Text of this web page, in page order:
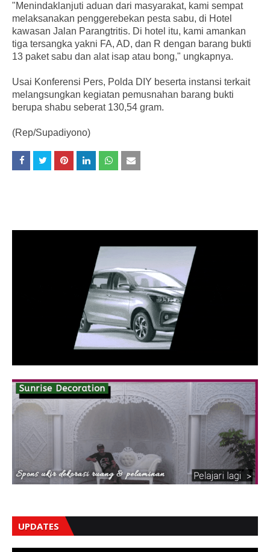
"Menindaklanjuti aduan dari masyarakat, kami sempat
melaksanakan penggerebekan pesta sabu, di Hotel
kawasan Jalan Parangtritis. Di hotel itu, kami amankan
tiga tersangka yakni FA, AD, dan R dengan barang bukti
13 paket sabu dan alat isap atau bong," ungkapnya.
Usai Konferensi Pers, Polda DIY beserta instansi terkait
melangsungkan kegiatan pemusnahan barang bukti
berupa shabu seberat 130,54 gram.
(Rep/Supadiyono)
UPDATES